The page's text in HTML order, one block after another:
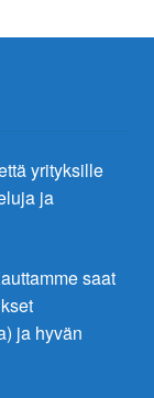
yrityksille
ja
saat
ja hyvän